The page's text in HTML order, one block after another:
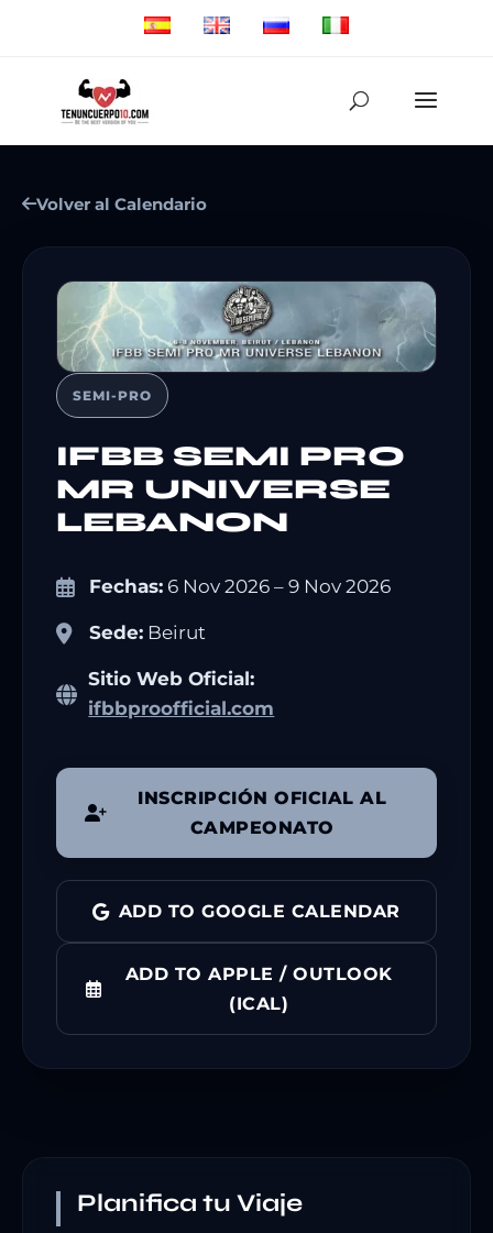
Volver al Calendario
SEMI-PRO
IFBB SEMI PRO
MR UNIVERSE
LEBANON
Fechas: 6 Nov 2026 – 9 Nov 2026
Sede: Beirut
Sitio Web Oficial:
ifbbproofficial.com
INSCRIPCIÓN OFICIAL AL
CAMPEONATO
ADD TO GOOGLE CALENDAR
ADD TO APPLE / OUTLOOK
(ICAL)
Planifica tu Viaje